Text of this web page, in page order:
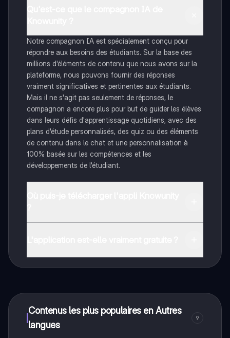
Notre compagnon IA est spécialement conçu pour
répondre aux besoins des étudiants. Sur la base des
millions d'éléments de contenu que nous avons sur la
plateforme, nous pouvons fournir des réponses
vraiment significatives et pertinentes aux étudiants.
Mais il ne s'agit pas seulement de réponses, le
compagnon a encore plus pour but de guider les élèves
dans leurs défis d'apprentissage quotidiens, avec des
plans d'étude personnalisés, des quiz ou des éléments
de contenu dans le chat et une personnalisation à
100% basée sur les compétences et les
développements de l'étudiant.
limites!
Contenus les plus populaires en Autres
langues
9